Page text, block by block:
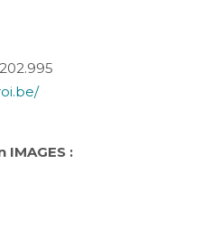
IMAGES :